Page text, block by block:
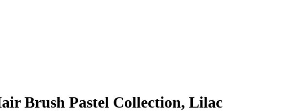
Brush Pastel Collection, Lilac